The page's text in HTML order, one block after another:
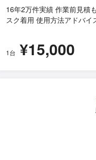
16年2万件実績 作業前見積
スク着用 使用方法アドバイ
1台 ¥15,000